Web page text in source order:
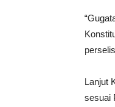
Lanjut
sesuai